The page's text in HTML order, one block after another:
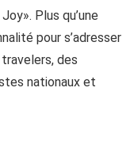
Plus qu’une
pour s’adresser
des
nationaux et